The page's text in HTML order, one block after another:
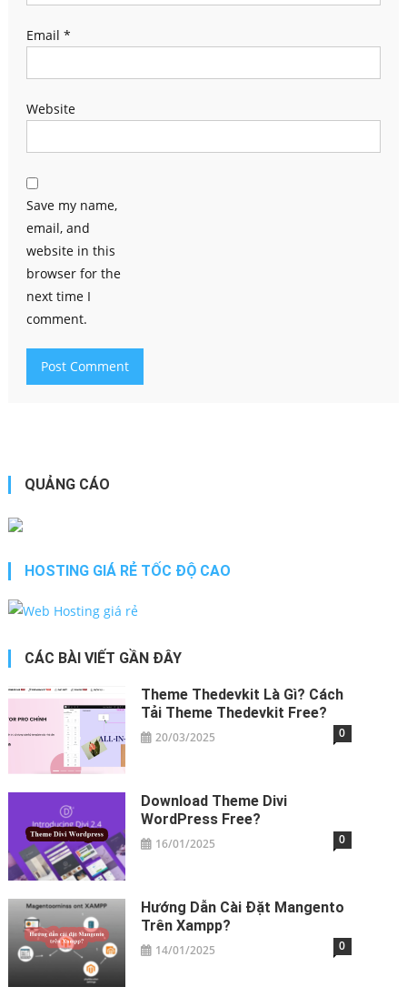
Email *
Website
Save my name,
email, and
website in this
browser for the
next time I
comment.
QUẢNG CÁO
HOSTING GIÁ RẺ TỐC ĐỘ CAO
CÁC BÀI VIẾT GẦN ĐÂY
Theme Thedevkit​ Là Gì? Cách
Tải Theme Thedevkit​ Free?
20/03/2025 0
Download Theme Divi
WordPress​ Free?
16/01/2025 0
Hướng Dẫn Cài Đặt Mangento
Trên Xampp?
14/01/2025 0